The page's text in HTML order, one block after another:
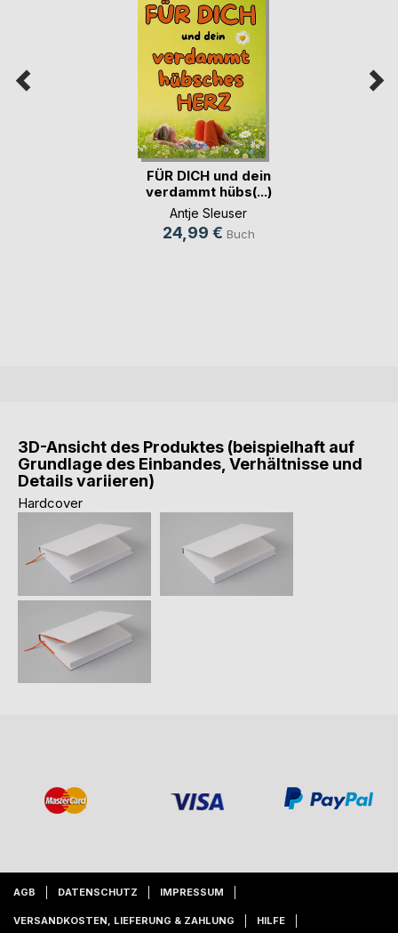
FÜR DICH und dein
verdammt hübs(...)
Antje Sleuser
24,99 € Buch
3D-Ansicht des Produktes (beispielhaft auf
Grundlage des Einbandes, Verhältnisse und
Details variieren)
Hardcover
AGB DATENSCHUTZ IMPRESSUM
VERSANDKOSTEN, LIEFERUNG & ZAHLUNG HILFE